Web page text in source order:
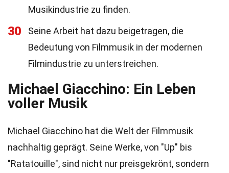
Musikindustrie zu finden.
30
Seine Arbeit hat dazu beigetragen, die
Bedeutung von Filmmusik in der modernen
Filmindustrie zu unterstreichen.
Michael Giacchino: Ein Leben
voller Musik
Michael Giacchino hat die Welt der Filmmusik
nachhaltig geprägt. Seine Werke, von "Up" bis
"Ratatouille", sind nicht nur preisgekrönt, sondern